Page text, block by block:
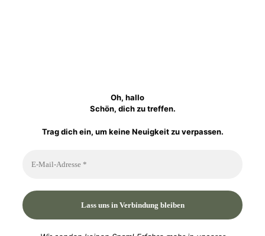
Oh, hallo
Schön, dich zu treffen.
Trag dich ein, um keine Neuigkeit zu verpassen.